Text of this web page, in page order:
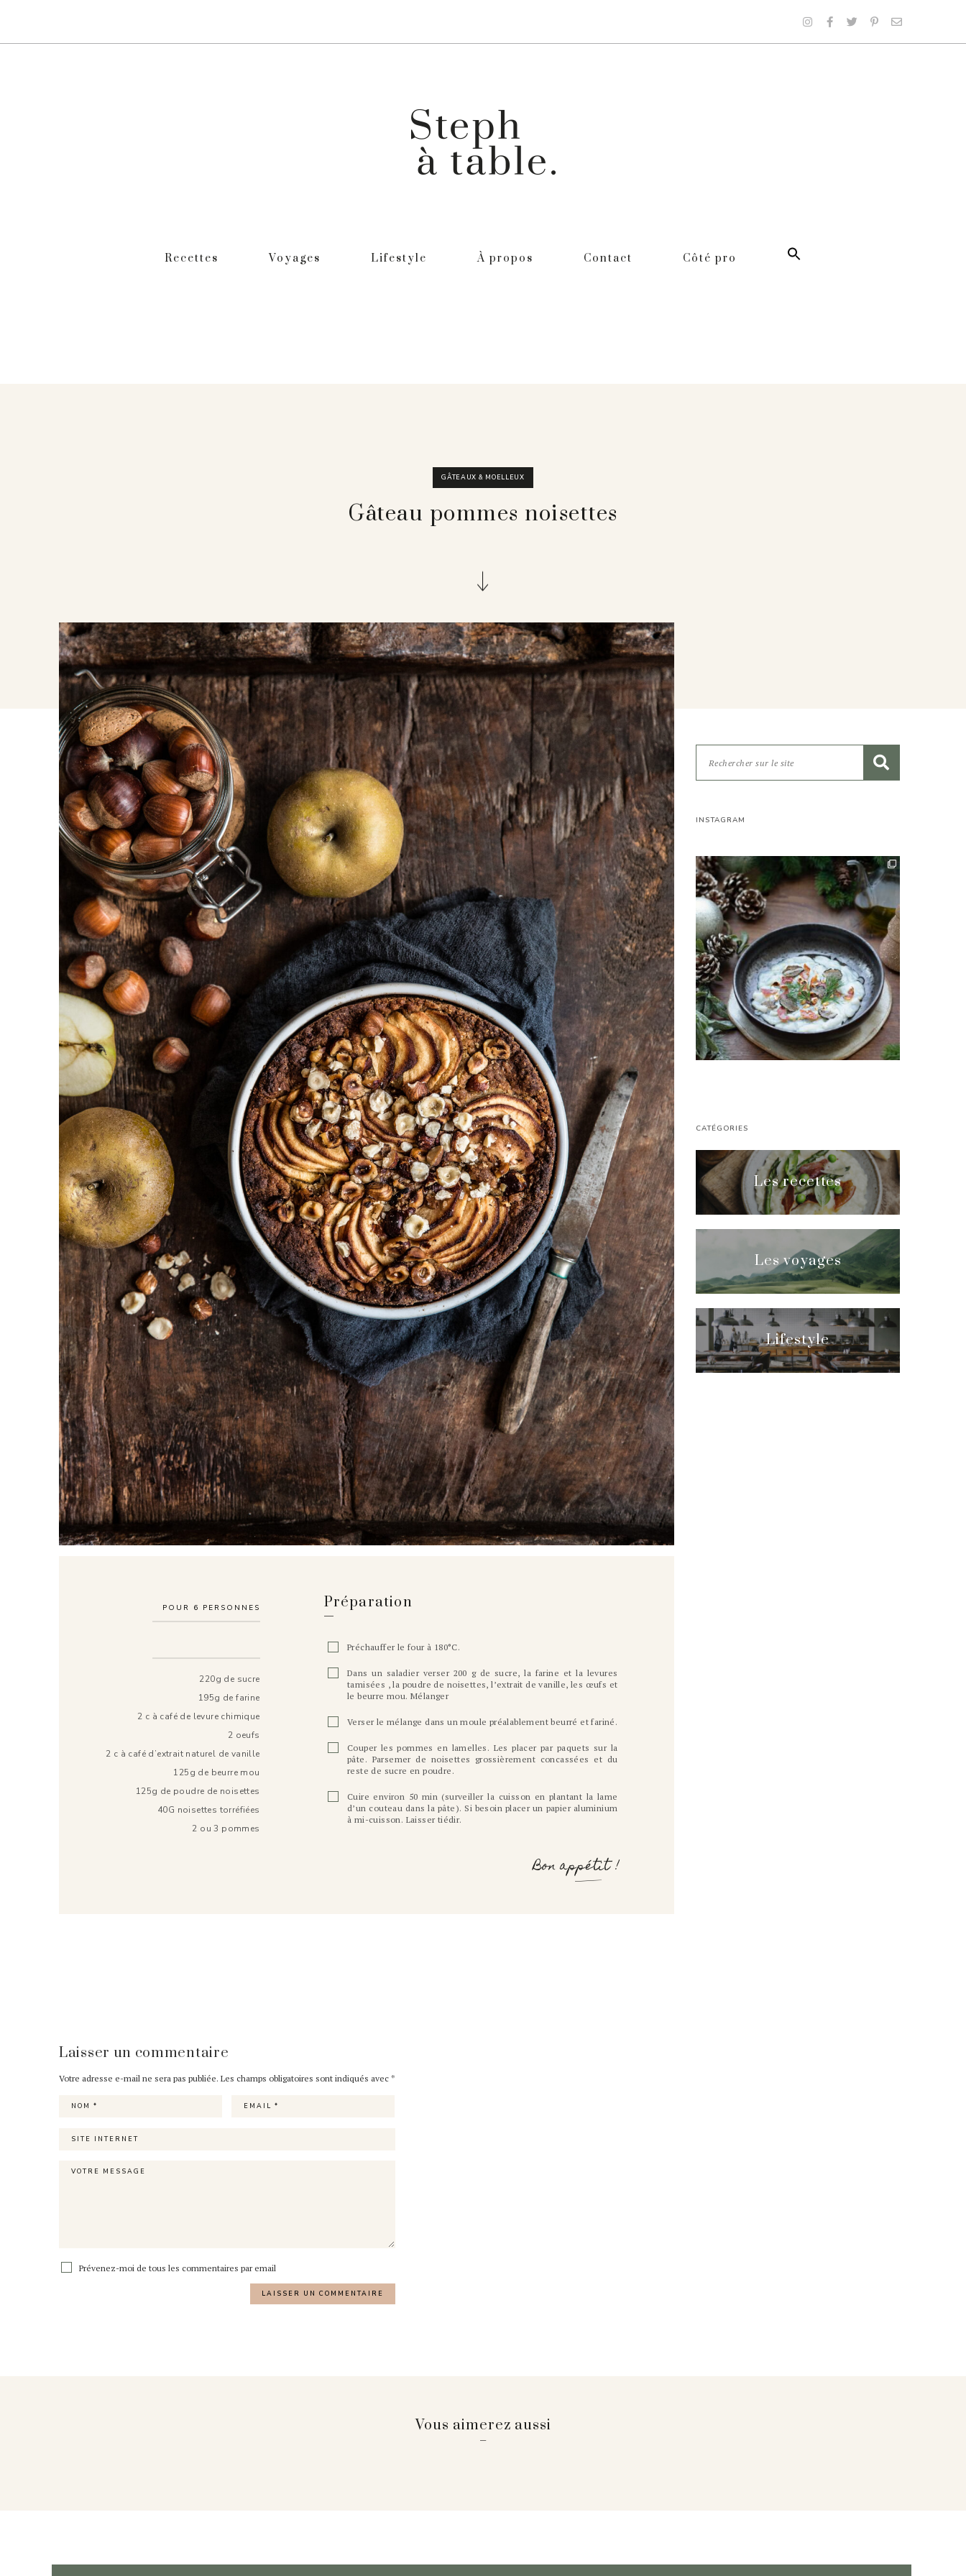
Recettes Voyages Lifestyle À propos Contact Côté pro
GÂTEAUX & MOELLEUX
Gâteau pommes noisettes
POUR 6 PERSONNES
220g de sucre
195g de farine
2 c à café de levure chimique
2 oeufs
2 c à café d’extrait naturel de vanille
125g de beurre mou
125g de poudre de noisettes
40G noisettes torréfiées
2 ou 3 pommes
Préparation
Préchauffer le four à 180°C.
Dans un saladier verser 200 g de sucre, la farine et la levures
tamisées , la poudre de noisettes, l’extrait de vanille, les œufs et
le beurre mou. Mélanger
Verser le mélange dans un moule préalablement beurré et fariné.
Couper les pommes en lamelles. Les placer par paquets sur la
pâte. Parsemer de noisettes grossièrement concassées et du
reste de sucre en poudre.
Cuire environ 50 min (surveiller la cuisson en plantant la lame
d’un couteau dans la pâte). Si besoin placer un papier aluminium
à mi-cuisson. Laisser tiédir.
Bon appétit !
INSTAGRAM
CATÉGORIES
Les recettes
Les voyages
Lifestyle
Laisser un commentaire
Votre adresse e-mail ne sera pas publiée. Les champs obligatoires sont indiqués avec *
Prévenez-moi de tous les commentaires par email
Vous aimerez aussi